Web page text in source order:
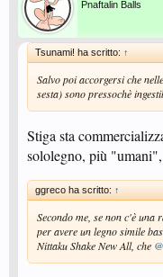
Pnaftalin Balls
Tsunami! ha scritto: ↑
Salvo poi accorgersi che
sesta) sono pressochè
Stiga sta
sololegno, più "umani",
ggreco ha scritto: ↑
Secondo me, se non c'è
per avere un legno simile
Nittaku Shake New All, che